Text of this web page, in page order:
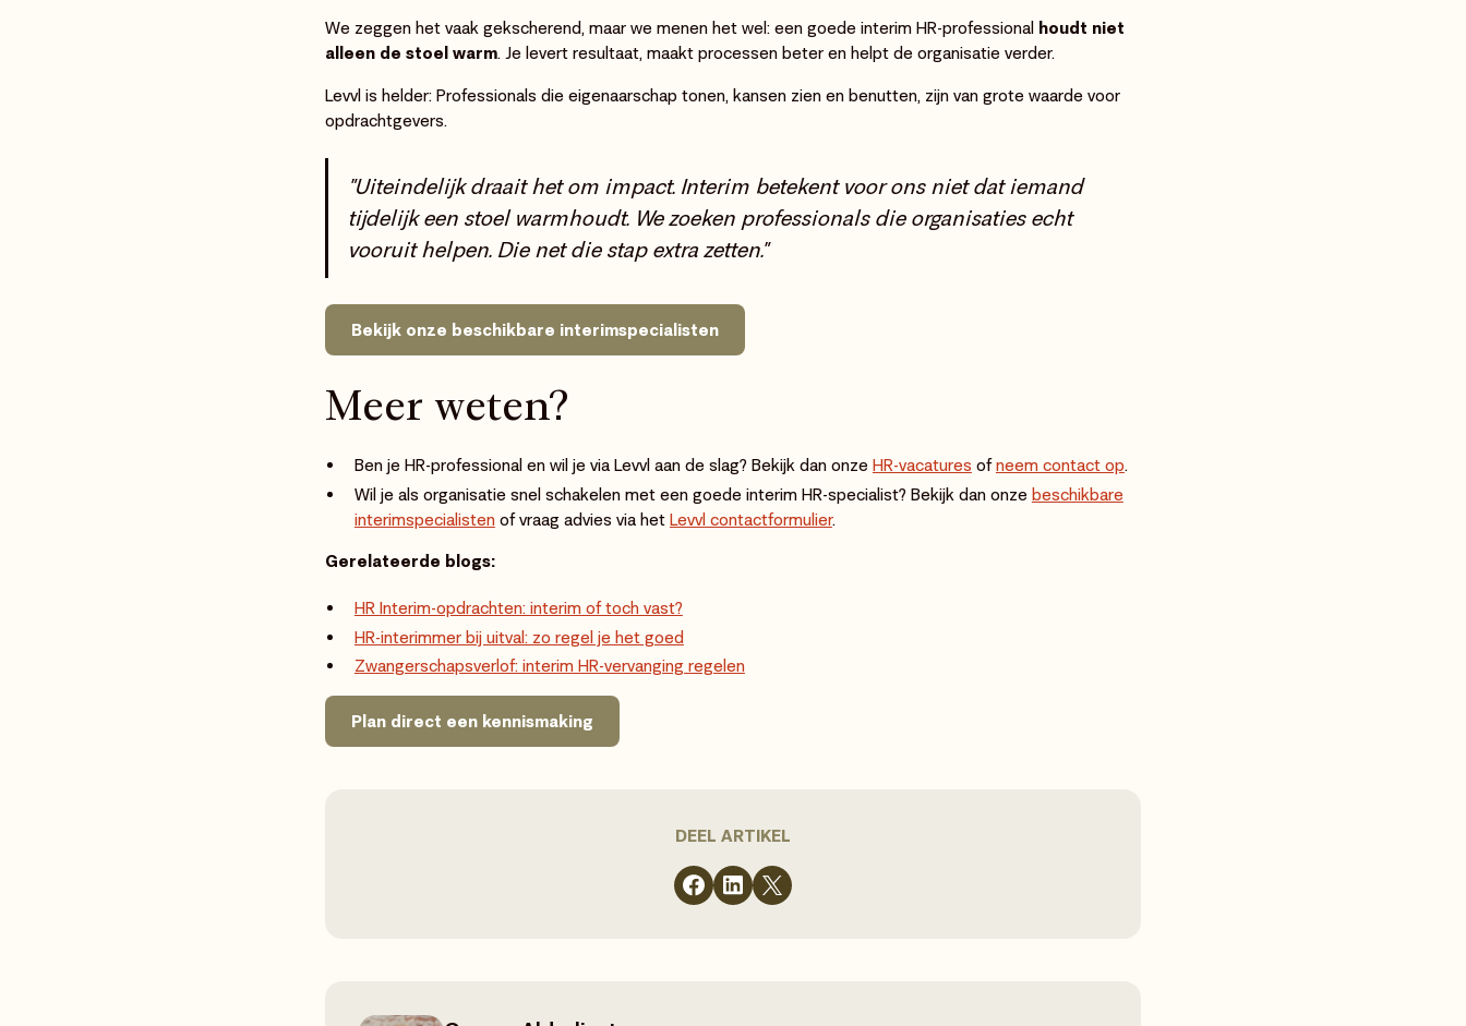
We zeggen het vaak gekscherend, maar we menen het wel: een goede interim HR-professional houdt niet
alleen de stoel warm. Je levert resultaat, maakt processen beter en helpt de organisatie verder.
Levvl is helder: Professionals die eigenaarschap tonen, kansen zien en benutten, zijn van grote waarde voor
opdrachtgevers.
"Uiteindelijk draait het om impact. Interim betekent voor ons niet dat iemand
tijdelijk een stoel warmhoudt. We zoeken professionals die organisaties echt
vooruit helpen. Die net die stap extra zetten."
Bekijk onze beschikbare interimspecialisten
Meer weten?
Ben je HR-professional en wil je via Levvl aan de slag? Bekijk dan onze HR-vacatures ofneem contact op.
Wil je als organisatie snel schakelen met een goede interim HR-specialist? Bekijk dan onze beschikbare
interimspecialistenof vraag advies via het Levvl contactformulier.
Gerelateerde blogs:
HR Interim-opdrachten: interim of toch vast?
HR-interimmer bij uitval: zo regel je het goed
Zwangerschapsverlof: interim HR-vervanging regelen
Plan direct een kennismaking
DEEL ARTIKEL